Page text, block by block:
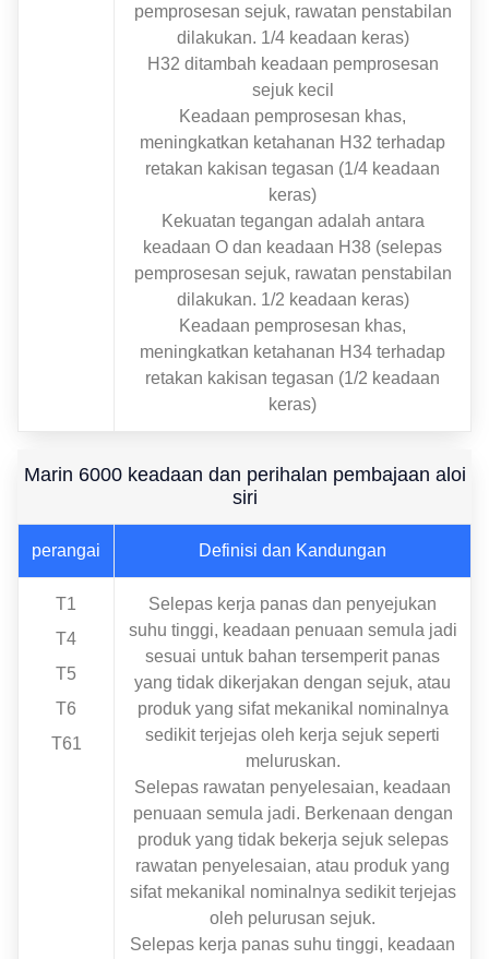
pemprosesan sejuk, rawatan penstabilan
dilakukan. 1/4 keadaan keras)
H32 ditambah keadaan pemprosesan
sejuk kecil
Keadaan pemprosesan khas,
meningkatkan ketahanan H32 terhadap
retakan kakisan tegasan (1/4 keadaan
keras)
Kekuatan tegangan adalah antara
keadaan O dan keadaan H38 (selepas
pemprosesan sejuk, rawatan penstabilan
dilakukan. 1/2 keadaan keras)
Keadaan pemprosesan khas,
meningkatkan ketahanan H34 terhadap
retakan kakisan tegasan (1/2 keadaan
keras)
Marin 6000 keadaan dan perihalan pembajaan aloi
siri
perangai Definisi dan Kandungan
T1
T4
T5
T6
T61
Selepas kerja panas dan penyejukan
suhu tinggi, keadaan penuaan semula jadi
sesuai untuk bahan tersemperit panas
yang tidak dikerjakan dengan sejuk, atau
produk yang sifat mekanikal nominalnya
sedikit terjejas oleh kerja sejuk seperti
meluruskan.
Selepas rawatan penyelesaian, keadaan
penuaan semula jadi. Berkenaan dengan
produk yang tidak bekerja sejuk selepas
rawatan penyelesaian, atau produk yang
sifat mekanikal nominalnya sedikit terjejas
oleh pelurusan sejuk.
Selepas kerja panas suhu tinggi, keadaan